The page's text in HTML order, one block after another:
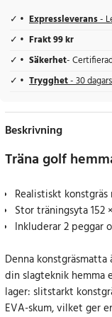
Expressleverans-
Frakt 99 kr
Säkerhet-
Trygghet- 30
Beskrivning
Träna golf
Realistiskt
Stor träningsyta 152
Inkluderar 2 peggar
Denna
din slagteknik hemma
lager: slitstarkt
EVA-skum, vilket ger